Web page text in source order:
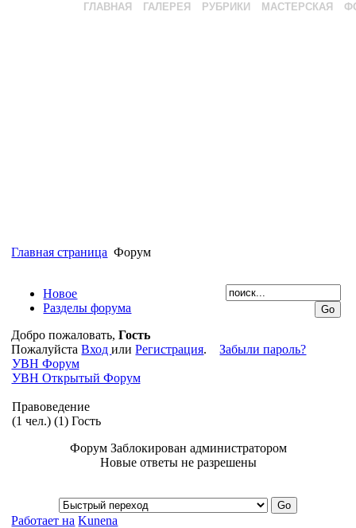
ГЛАВНАЯ ГАЛЕРЕЯ РУБРИКИ МАСТЕРСКАЯ
Главная страница Форум
Новое
Разделы форума
Добро пожаловать,Гость
ПожалуйстаВходилиРегистрация.Забыли пароль?
УВН Форум
УВН Открытый Форум
Правоведение
(1 чел.) (1) Гость
Форум Заблокирован администратором
Новые ответы не разрешены
Работает на Kunena